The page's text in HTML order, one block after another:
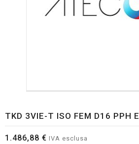
TKD 3VIE-T ISO FEM D16 PPH
1.486,88 € IVA esclusa